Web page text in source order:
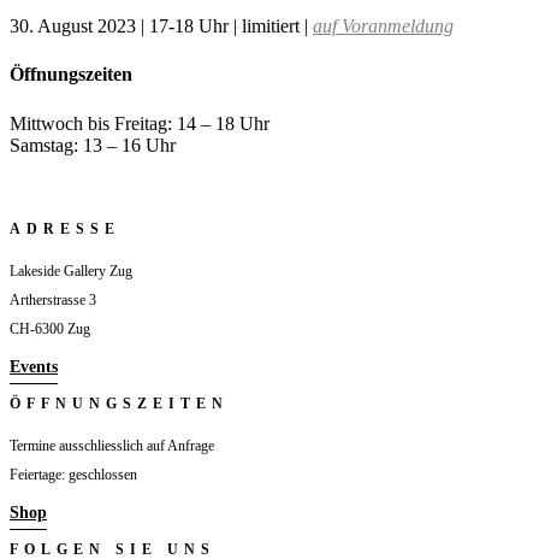
30. August 2023 | 17-18 Uhr | limitiert | auf Voranmeldung
Öffnungszeiten
Mittwoch bis Freitag: 14 – 18 Uhr
Samstag: 13 – 16 Uhr
ADRESSE
Lakeside Gallery Zug
Artherstrasse 3
CH-6300 Zug
Events
ÖFFNUNGSZEITEN
Termine ausschliesslich auf Anfrage
Feiertage: geschlossen
Shop
FOLGEN SIE UNS